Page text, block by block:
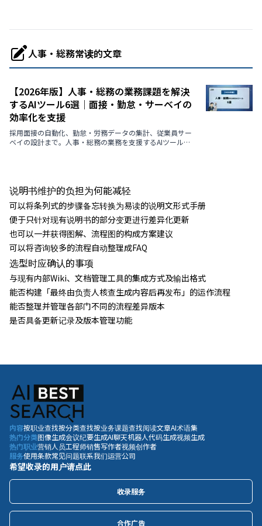
人事・総務常读的文章
【2026年版】人事・総務の業務課題を解決
するAIツール6選｜面接・勤怠・サーベイの
効率化を支援
採用面接の自動化、勤怠・労務データの集計、従業員サー
ベイの設計まで。人事・総務の業務を支援するAIツールを
说明书维护的负担为何能减轻
可以将条列式的步骤备忘转换为易读的说明文形式手册
便于只针对现有说明书的部分变更进行差异化更新
也可以一并获得图解、流程图的构成方案建议
可以将咨询较多的流程自动整理成FAQ
选型时应确认的事项
与现有内部Wiki、文档管理工具的集成方式及输出格式
能否构建「最终由负责人核查生成内容后再发布」的运作流程
能否整理并管理各部门不同的流程差异版本
是否具备更新记录及版本管理功能
内容按职业查找按分类查找按业务课题查找阅读文章AI术语集
热门分类图像生成会议纪要生成AI聊天机器人代码生成视频生成
热门职业营销人员工程师销售写作者视频创作者
服务使用条款常见问题联系我们运营公司
希望收录的用户请点此
收录服务
合作广告